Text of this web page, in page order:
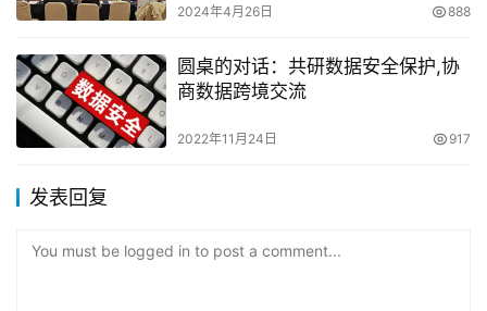
2024年4月26日 888
圆桌的对话：共研数据安全保护,协
商数据跨境交流
2022年11月24日 917
发表回复
You must be logged in to post a comment...